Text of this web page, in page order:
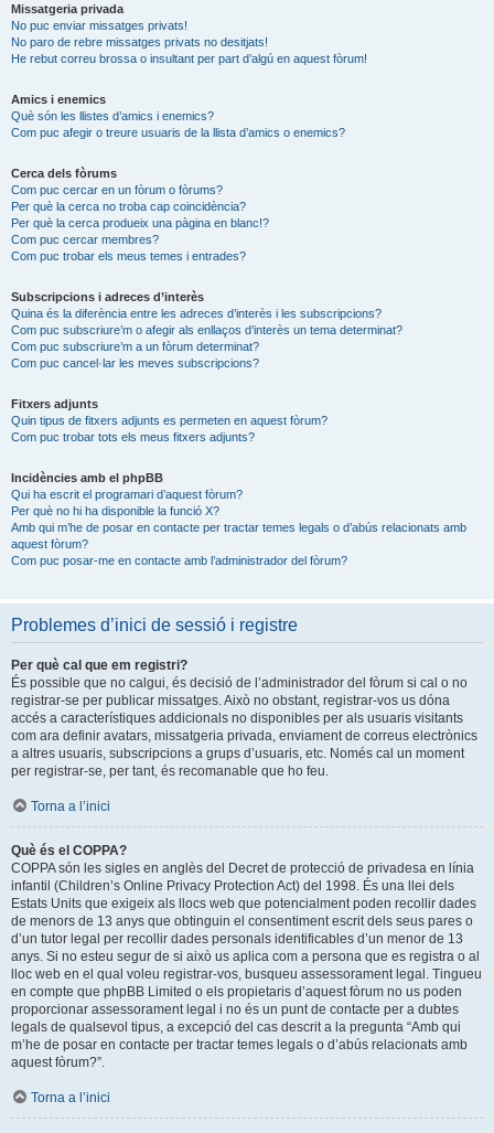
Missatgeria privada
No puc enviar missatges privats!
No paro de rebre missatges privats no desitjats!
He rebut correu brossa o insultant per part d’algú en aquest fòrum!
Amics i enemics
Què són les llistes d’amics i enemics?
Com puc afegir o treure usuaris de la llista d’amics o enemics?
Cerca dels fòrums
Com puc cercar en un fòrum o fòrums?
Per què la cerca no troba cap coincidència?
Per què la cerca produeix una pàgina en blanc!?
Com puc cercar membres?
Com puc trobar els meus temes i entrades?
Subscripcions i adreces d’interès
Quina és la diferència entre les adreces d’interès i les subscripcions?
Com puc subscriure’m o afegir als enllaços d’interès un tema determinat?
Com puc subscriure’m a un fòrum determinat?
Com puc cancel·lar les meves subscripcions?
Fitxers adjunts
Quin tipus de fitxers adjunts es permeten en aquest fòrum?
Com puc trobar tots els meus fitxers adjunts?
Incidències amb el phpBB
Qui ha escrit el programari d’aquest fòrum?
Per què no hi ha disponible la funció X?
Amb qui m’he de posar en contacte per tractar temes legals o d’abús relacionats amb
aquest fòrum?
Com puc posar-me en contacte amb l’administrador del fòrum?
Problemes d’inici de sessió i registre
Per què cal que em registri?
És possible que no calgui, és decisió de l’administrador del fòrum si cal o no
registrar-se per publicar missatges. Això no obstant, registrar-vos us dóna
accés a característiques addicionals no disponibles per als usuaris visitants
com ara definir avatars, missatgeria privada, enviament de correus electrònics
a altres usuaris, subscripcions a grups d’usuaris, etc. Només cal un moment
per registrar-se, per tant, és recomanable que ho feu.
Torna a l’inici
Què és el COPPA?
COPPA són les sigles en anglès del Decret de protecció de privadesa en línia
infantil (Children’s Online Privacy Protection Act) del 1998. És una llei dels
Estats Units que exigeix als llocs web que potencialment poden recollir dades
de menors de 13 anys que obtinguin el consentiment escrit dels seus pares o
d’un tutor legal per recollir dades personals identificables d’un menor de 13
anys. Si no esteu segur de si això us aplica com a persona que es registra o al
lloc web en el qual voleu registrar-vos, busqueu assessorament legal. Tingueu
en compte que phpBB Limited o els propietaris d’aquest fòrum no us poden
proporcionar assessorament legal i no és un punt de contacte per a dubtes
legals de qualsevol tipus, a excepció del cas descrit a la pregunta “Amb qui
m’he de posar en contacte per tractar temes legals o d’abús relacionats amb
aquest fòrum?”.
Torna a l’inici